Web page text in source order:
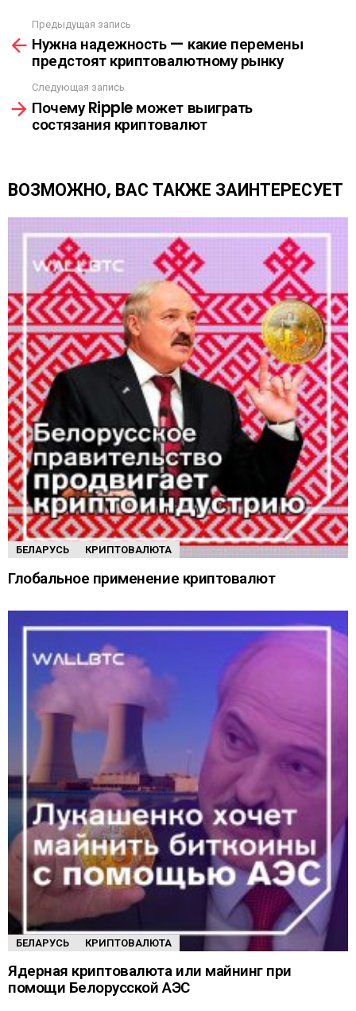
Ы
Л
К
А
м
е
щ
Предыдущая запись
Нужна надежность — какие перемены
предстоят криптовалютному рынку
Следующая запись
Почему Ripple может выиграть
состязания криптовалют
ВОЗМОЖНО, ВАС ТАКЖЕ ЗАИНТЕРЕСУЕТ
БЕЛАРУСЬ КРИПТОВАЛЮТА
Глобальное применение криптовалют
БЕЛАРУСЬ КРИПТОВАЛЮТА
Ядерная криптовалюта или майнинг при
помощи Белорусской АЭС